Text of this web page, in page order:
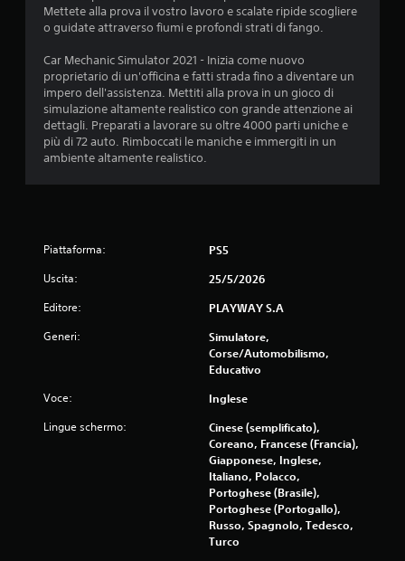
l
l
e
a
5
Mettete alla prova il vostro lavoro e scalate ripide scogliere
o guidate attraverso fiumi e profondi strati di fango.
Car Mechanic Simulator 2021 - Inizia come nuovo
proprietario di un'officina e fatti strada fino a diventare un
impero dell'assistenza. Mettiti alla prova in un gioco di
simulazione altamente realistico con grande attenzione ai
dettagli. Preparati a lavorare su oltre 4000 parti uniche e
più di 72 auto. Rimboccati le maniche e immergiti in un
ambiente altamente realistico.
Piattaforma: PS5
Uscita: 25/5/2026
Editore: PLAYWAY S.A
Generi:
Simulatore,
Corse/Automobilismo,
Educativo
Voce: Inglese
Lingue schermo:
Cinese (semplificato),
Coreano, Francese (Francia),
Giapponese, Inglese,
Italiano, Polacco,
Portoghese (Brasile),
Portoghese (Portogallo),
Russo, Spagnolo, Tedesco,
Turco